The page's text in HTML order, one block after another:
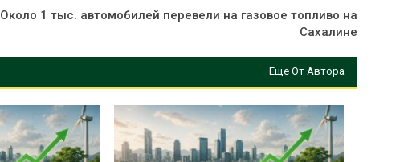
Около 1 тыс. автомобилей перевели на газовое топливо на
Сахалине
Еще От Автора